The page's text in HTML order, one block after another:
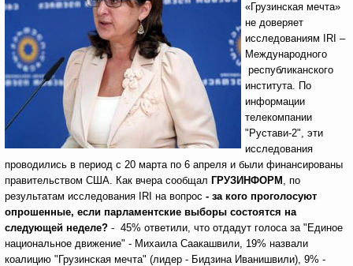
«Грузинская мечта»
не доверяет
исследованиям IRI –
Международного
республиканского
института. По
информации
телекомпании
"Рустави-2", эти
исследования
проводились в период с 20 марта по 6 апреля и были финансированы
правительством США. Как вчера сообщал ГРУЗИНФОРМ , по
результатам исследования IRI на вопрос - за кого проголосуют
опрошенные, если парламентские выборы состоятся на
следующей неделе? - 45% ответили, что отдадут голоса за "Единое
национальное движение" - Михаила Саакашвили, 19% назвали
коалицию "Грузинская мечта" (лидер - Бидзина Иванишвили), 9% -